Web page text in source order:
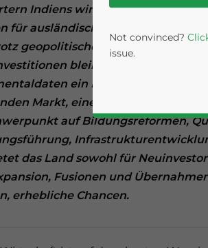
Indiens wirtschaftliche
für ausländische Investitionen,
geopolitischer Faktoren und
bleibt Indien dank
ein Lichtblick für
Markt, einer jungen
auf Bildungsreformen,
das Land sowohl für
Fusionen und
erhebliche Chancen.
Not convinced?
issue.